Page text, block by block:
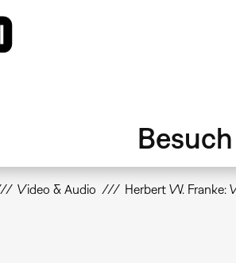
Besuch
Video & Audio Herbert W. Franke: